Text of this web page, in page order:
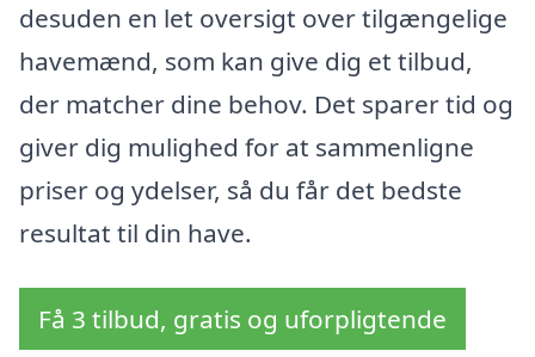
desuden en let oversigt over tilgængelige
havemænd, som kan give dig et tilbud,
der matcher dine behov. Det sparer tid og
giver dig mulighed for at sammenligne
priser og ydelser, så du får det bedste
resultat til din have.
Få 3 tilbud, gratis og uforpligtende